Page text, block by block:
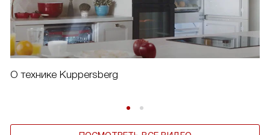
О технике Kuppersberg